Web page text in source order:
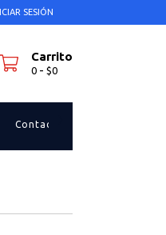
SESIÓN
Carrito
0 - $0
Contacto